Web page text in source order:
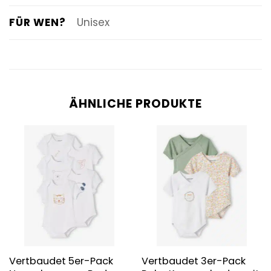
FÜR WEN? Unisex
ÄHNLICHE PRODUKTE
Vertbaudet 5er-Pack
Vertbaudet 3er-Pack